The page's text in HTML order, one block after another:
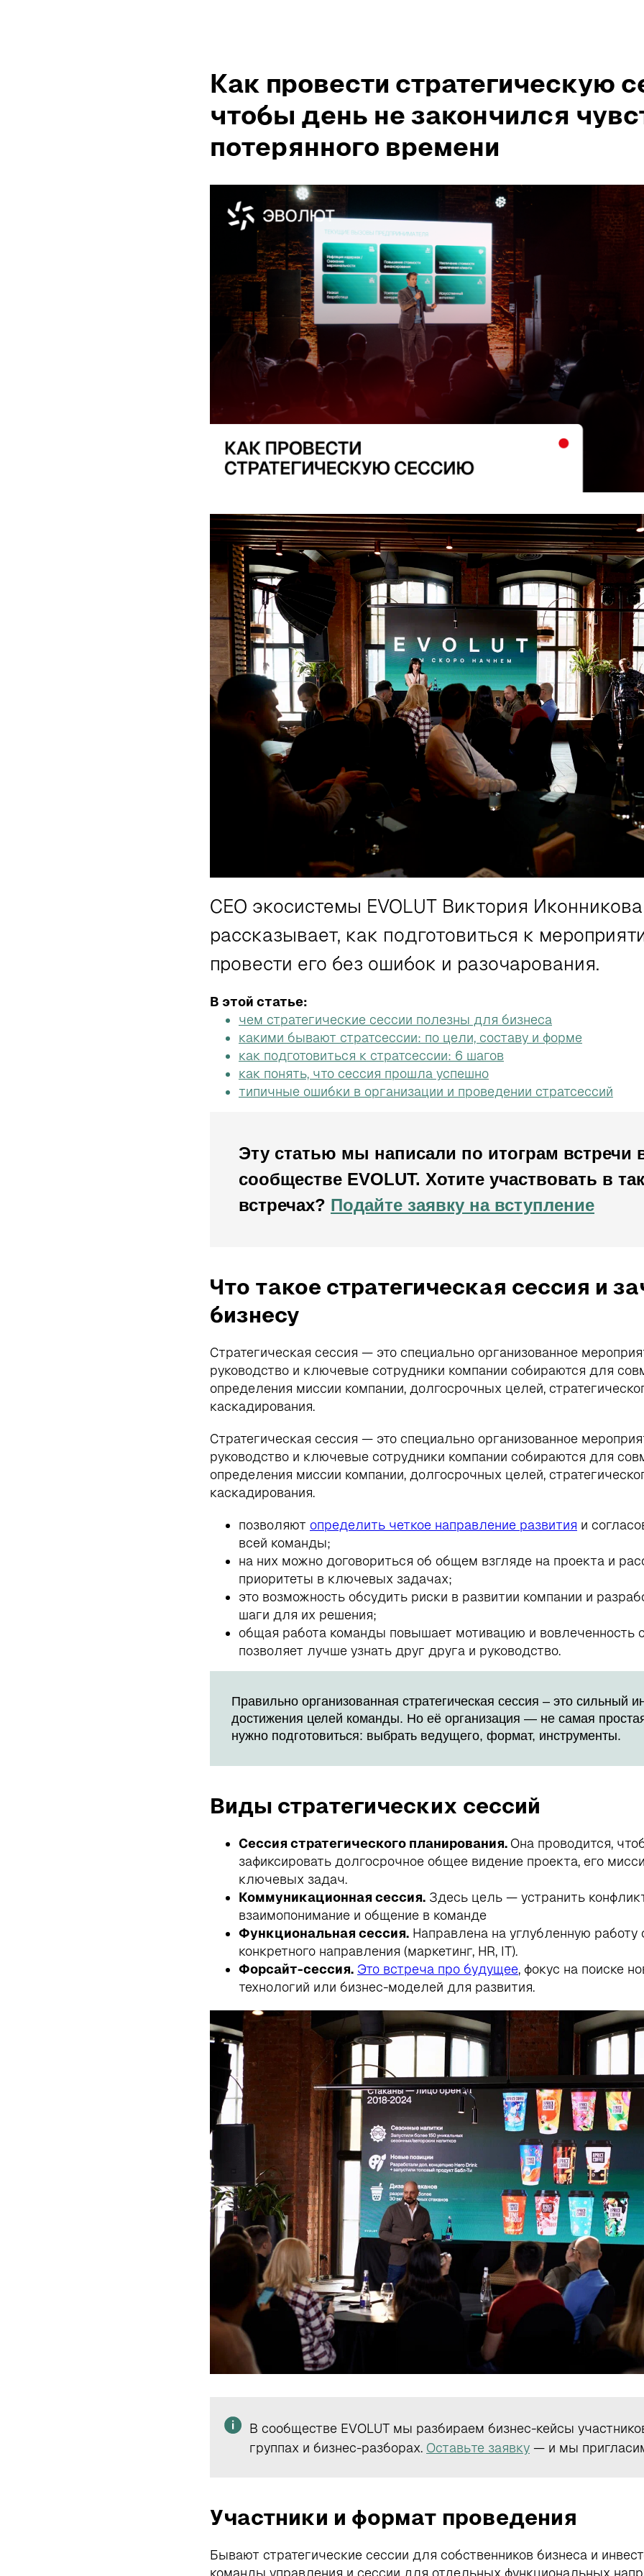
Как провести стратегическую
чтобы день не закончился
потерянного времени
CEO экосистемы EVOLUT Виктория Иконникова
рассказывает, как подготовиться к
провести его без ошибок и разочарования.
В этой статье:
чем стратегические сессии полезны для бизнеса
какими бывают стратсессии: по цели, составу и форме
как подготовиться к стратсессии: 6 шагов
как понять, что сессия прошла успешно
типичные ошибки в организации и проведении стратсессий
Эту статью мы написали по итограм встречи
сообществе EVOLUT. Хотите участвовать в
встречах? Подайте заявку на вступление
Что такое стратегическая сессия и
бизнесу
Стратегическая сессия — это специально организованное
руководство и ключевые сотрудники компании собираются для
определения миссии компании, долгосрочных целей,
каскадирования.
Стратегическая сессия — это специально организованное
руководство и ключевые сотрудники компании собираются для
определения миссии компании, долгосрочных целей,
каскадирования.
позволяют определить четкое направление развития и
всей команды;
на них можно договориться об общем взгляде на проекта и
приоритеты в ключевых задачах;
это возможность обсудить риски в развитии компании и
шаги для их решения;
общая работа команды повышает мотивацию и вовлеченность
позволяет лучше узнать друг друга и руководство.
Правильно организованная стратегическая сессия – это сильный
достижения целей команды. Но её организация — не самая
нужно подготовиться: выбрать ведущего, формат, инструменты.
Виды стратегических сессий
Сессия стратегического планирования. Она проводится,
зафиксировать долгосрочное общее видение проекта, его
ключевых задач.
Коммуникационная сессия. Здесь цель — устранить
взаимопонимание и общение в команде
Функциональная сессия. Направлена на углубленную работу
конкретного направления (маркетинг, HR, IT).
Форсайт-сессия. Это встреча про будущее, фокус на поиске
технологий или бизнес-моделей для развития.
В сообществе EVOLUT мы разбираем бизнес-кейсы
группах и бизнес-разборах. Оставьте заявку — и мы
Участники и формат проведения
Бывают стратегические сессии для собственников бизнеса и